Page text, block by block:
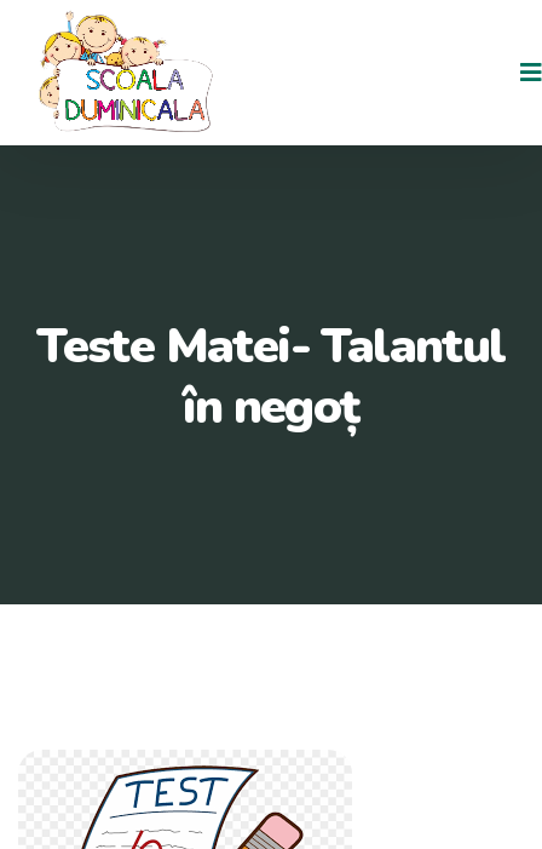
Teste Matei- Talantul
în negoț